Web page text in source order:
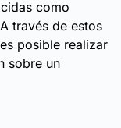
como
través de estos
posible realizar
sobre un